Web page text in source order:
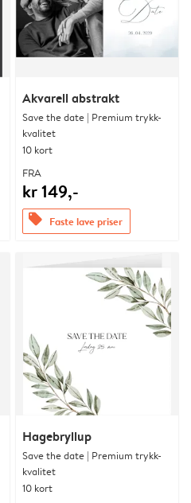
Akvarell abstrakt
Save the date | Premium trykk-
kvalitet
10 kort
FRA
kr 149,-
offers Faste lave priser
Hagebryllup
Save the date | Premium trykk-
kvalitet
10 kort